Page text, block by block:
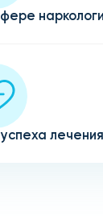
лечения